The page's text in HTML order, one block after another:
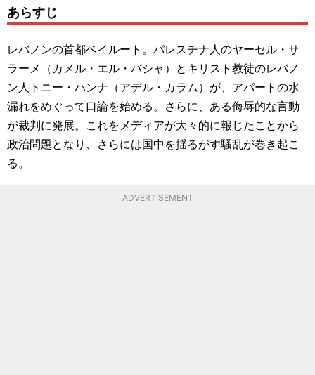
あらすじ
レバノンの首都ベイルート。パレスチナ人のヤーセル・サ
ラーメ（カメル・エル・バシャ）とキリスト教徒のレバノ
ン人トニー・ハンナ（アデル・カラム）が、アパートの水
漏れをめぐって口論を始める。さらに、ある侮辱的な言動
が裁判に発展。これをメディアが大々的に報じたことから
政治問題となり、さらには国中を揺るがす騒乱が巻き起こ
る。
ADVERTISEMENT